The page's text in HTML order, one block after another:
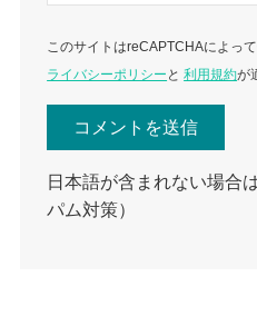
このサイトはreCAPTCHAによっ
ライバシーポリシー と利用規約が
日本語が含まれない場合
パム対策）